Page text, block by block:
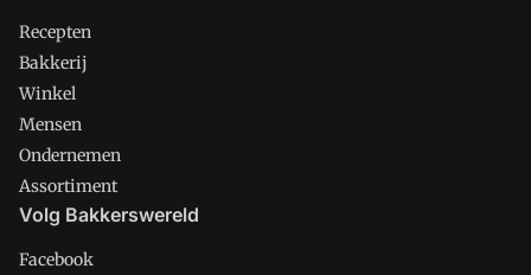
Recepten
Bakkerij
Winkel
Mensen
Ondernemen
Assortiment
Volg Bakkerswereld
Facebook